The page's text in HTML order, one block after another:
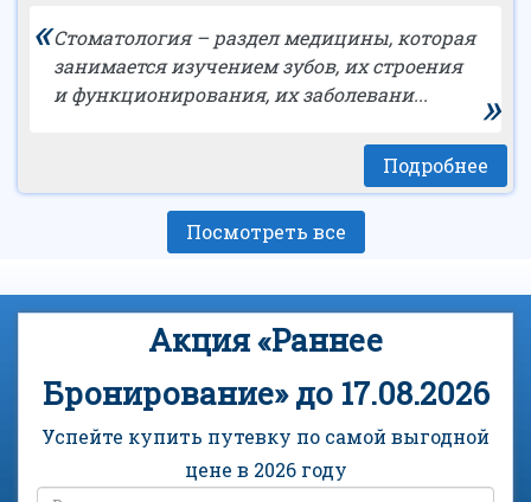
«Стоматология – раздел медицины, которая
занимается изучением зубов, их строения
и функционирования, их заболевани...
»
Подробнее
Посмотреть все
Акция «Раннее
Бронирование» до 17.08.2026
Успейте купить путевку по самой выгодной
цене в 2026 году